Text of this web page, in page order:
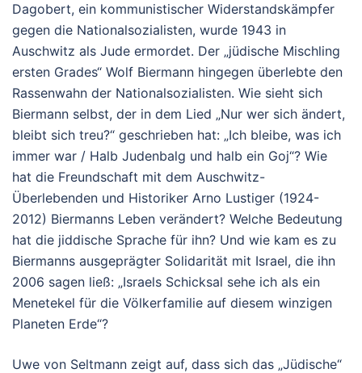
Dagobert, ein kommunistischer Widerstandskämpfer
gegen die Nationalsozialisten, wurde 1943 in
Auschwitz als Jude ermordet. Der „jüdische Mischling
ersten Grades“ Wolf Biermann hingegen überlebte den
Rassenwahn der Nationalsozialisten. Wie sieht sich
Biermann selbst, der in dem Lied „Nur wer sich ändert,
bleibt sich treu?“ geschrieben hat: „Ich bleibe, was ich
immer war / Halb Judenbalg und halb ein Goj“? Wie
hat die Freundschaft mit dem Auschwitz-
Überlebenden und Historiker Arno Lustiger (1924-
2012) Biermanns Leben verändert? Welche Bedeutung
hat die jiddische Sprache für ihn? Und wie kam es zu
Biermanns ausgeprägter Solidarität mit Israel, die ihn
2006 sagen ließ: „Israels Schicksal sehe ich als ein
Menetekel für die Völkerfamilie auf diesem winzigen
Planeten Erde“?
Uwe von Seltmann zeigt auf, dass sich das „Jüdische“